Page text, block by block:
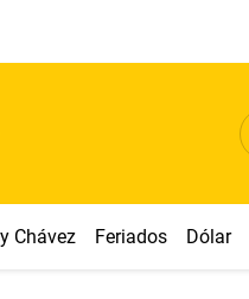
Chávez Feriados Dólar